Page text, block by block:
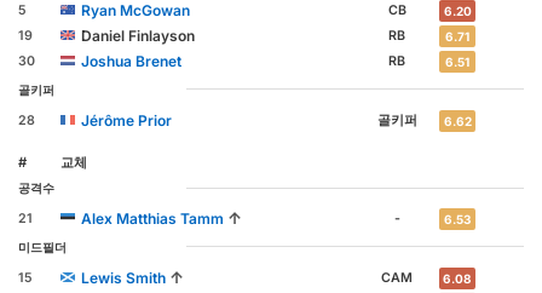
5
Ryan McGowan CB 6.20
19 Daniel Finlayson RB 6.71
30 Joshua Brenet RB 6.51
골키퍼
28
Jérôme Prior 골키퍼 6.62
# 교체
공격수
21
Alex Matthias Tamm ↑ - 6.53
미드필더
15
Lewis Smith ↑ CAM 6.08